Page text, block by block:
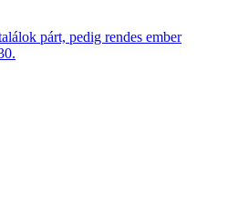
párt, pedig rendes ember